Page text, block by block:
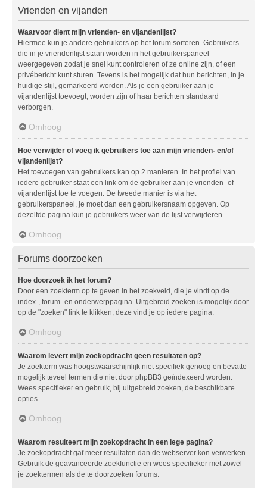
Vrienden en vijanden
Waarvoor dient mijn vrienden- en vijandenlijst?
Hiermee kun je andere gebruikers op het forum sorteren. Gebruikers
die in je vriendenlijst staan worden in het gebruikerspaneel
weergegeven zodat je snel kunt controleren of ze online zijn, of een
privébericht kunt sturen. Tevens is het mogelijk dat hun berichten, in je
huidige stijl, gemarkeerd worden. Als je een gebruiker aan je
vijandenlijst toevoegt, worden zijn of haar berichten standaard
verborgen.
Omhoog
Hoe verwijder of voeg ik gebruikers toe aan mijn vrienden- en/of
vijandenlijst?
Het toevoegen van gebruikers kan op 2 manieren. In het profiel van
iedere gebruiker staat een link om de gebruiker aan je vrienden- of
vijandenlijst toe te voegen. De tweede manier is via het
gebruikerspaneel, je moet dan een gebruikersnaam opgeven. Op
dezelfde pagina kun je gebruikers weer van de lijst verwijderen.
Omhoog
Forums doorzoeken
Hoe doorzoek ik het forum?
Door een zoekterm op te geven in het zoekveld, die je vindt op de
index-, forum- en onderwerppagina. Uitgebreid zoeken is mogelijk door
op de "zoeken" link te klikken, deze vind je op iedere pagina.
Omhoog
Waarom levert mijn zoekopdracht geen resultaten op?
Je zoekterm was hoogstwaarschijnlijk niet specifiek genoeg en bevatte
mogelijk teveel termen die niet door phpBB3 geïndexeerd worden.
Wees specifieker en gebruik, bij uitgebreid zoeken, de beschikbare
opties.
Omhoog
Waarom resulteert mijn zoekopdracht in een lege pagina?
Je zoekopdracht gaf meer resultaten dan de webserver kon verwerken.
Gebruik de geavanceerde zoekfunctie en wees specifieker met zowel
je zoektermen als de te doorzoeken forums.